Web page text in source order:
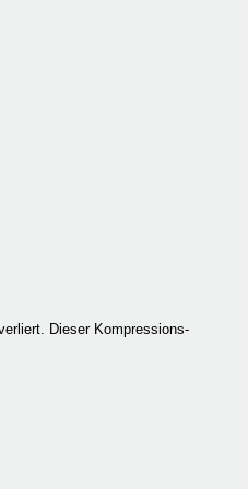
Dieser Kompressions-